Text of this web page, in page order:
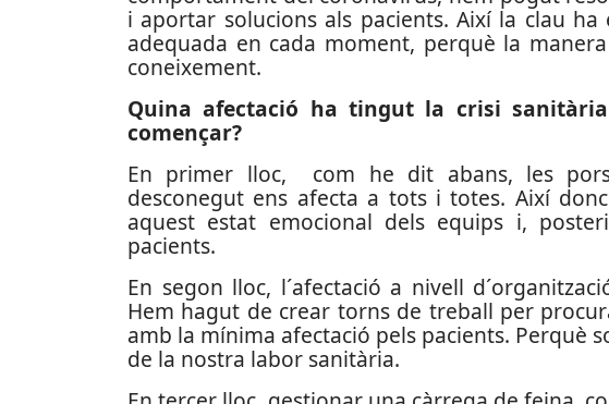
i aportar solucions als pacients. Així la clau
adequada en cada moment, perquè la
coneixement.
Quina afectació ha tingut la crisi
començar?
En primer lloc, com he dit abans, les
desconegut ens afecta a tots i totes. Així
aquest estat emocional dels equips i,
pacients.
En segon lloc, l´afectació a nivell
Hem hagut de crear torns de treball per
amb la mínima afectació pels pacients. Perquè
de la nostra labor sanitària.